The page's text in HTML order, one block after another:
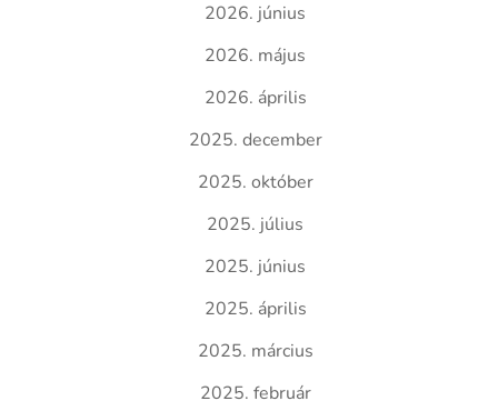
2026. június
2026. május
2026. április
2025. december
2025. október
2025. július
2025. június
2025. április
2025. március
2025. február